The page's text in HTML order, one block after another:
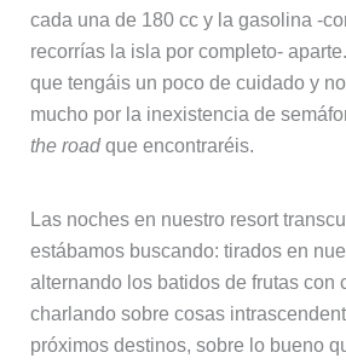
cada una de 180 cc y la gasolina -
recorrías la isla por completo-
que tengáis un poco de cuidado y
mucho por la inexistencia de
the roadque encontraréis.
Las noches en nuestro resort
estábamos buscando: tirados en
alternando los batidos de frutas con
charlando sobre cosas
próximos destinos, sobre lo bueno